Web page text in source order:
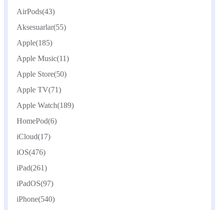
AirPods(43)
Aksesuarlar(55)
Apple(185)
Apple Music(11)
Apple Store(50)
Apple TV(71)
Apple Watch(189)
HomePod(6)
iCloud(17)
iOS(476)
iPad(261)
iPadOS(97)
iPhone(540)